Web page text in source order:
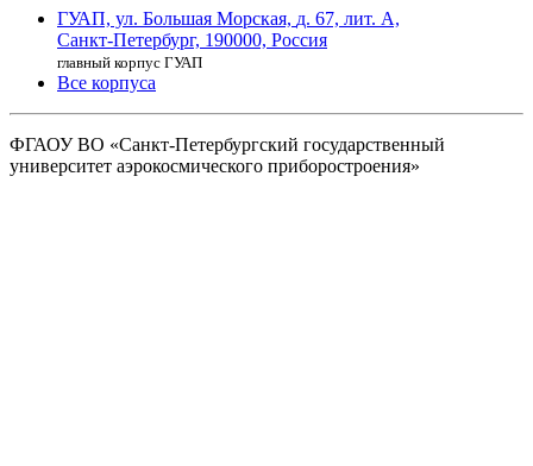
ГУАП, ул. Большая Морская, д. 67, лит. А,
Санкт-Петербург, 190000, Россия
главный корпус ГУАП
Все корпуса
ФГАОУ ВО «Санкт-Петербургский государственный
университет аэрокосмического приборостроения»